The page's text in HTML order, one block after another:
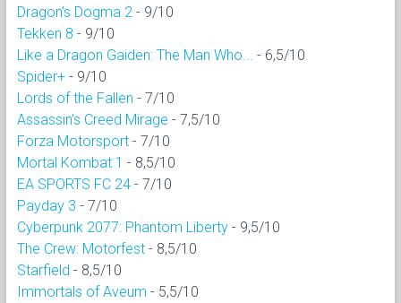
Dragon’s Dogma 2 - 9/10
Tekken 8 - 9/10
Like a Dragon Gaiden: The Man Who...
- 6,5/10
Spider+ - 9/10
Lords of the Fallen - 7/10
Assassin's Creed Mirage - 7,5/10
Forza Motorsport - 7/10
Mortal Kombat 1 - 8,5/10
EA SPORTS FC 24 - 7/10
Payday 3 - 7/10
Cyberpunk 2077: Phantom Liberty - 9,5/10
The Crew: Motorfest - 8,5/10
Starfield - 8,5/10
Immortals of Aveum - 5,5/10